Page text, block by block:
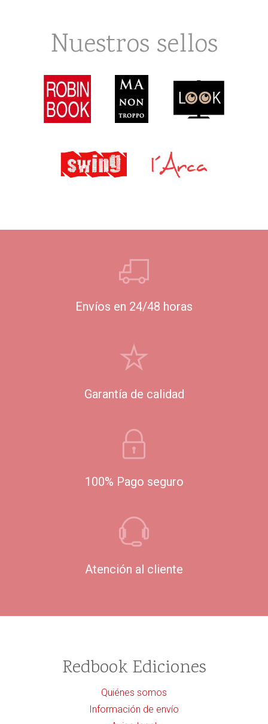
Nuestros sellos
Envíos en 24/48 horas
Garantía de calidad
100% Pago seguro
Atención al cliente
Redbook Ediciones
Quiénes somos
Información de envío